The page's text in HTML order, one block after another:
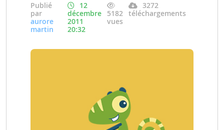
Publié
par
aurore
martin
12
décembre
2011
20:32
5182
vues
3272
téléchargements